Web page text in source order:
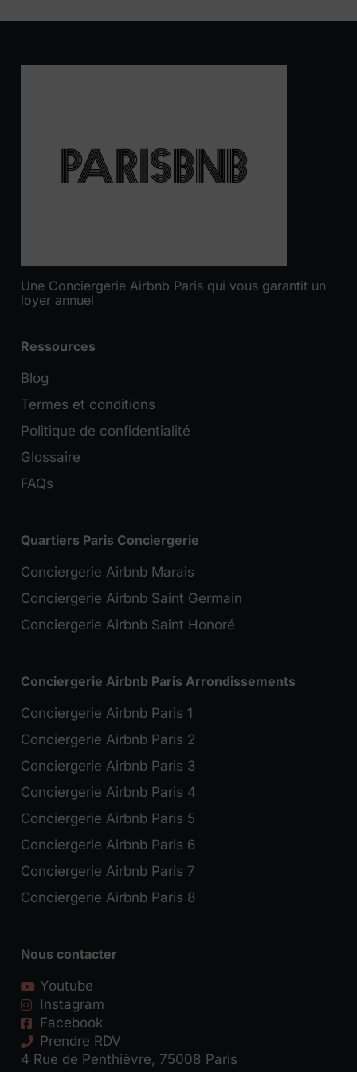
Une Conciergerie Airbnb Paris qui vous garantit un
loyer annuel
Ressources
Blog
Termes et conditions
Politique de confidentialité
Glossaire
FAQs
Quartiers Paris Conciergerie
Conciergerie Airbnb Marais
Conciergerie Airbnb Saint Germain
Conciergerie Airbnb Saint Honoré
Conciergerie Airbnb Paris Arrondissements
Conciergerie Airbnb Paris 1
Conciergerie Airbnb Paris 2
Conciergerie Airbnb Paris 3
Conciergerie Airbnb Paris 4
Conciergerie Airbnb Paris 5
Conciergerie Airbnb Paris 6
Conciergerie Airbnb Paris 7
Conciergerie Airbnb Paris 8
Nous contacter
Youtube
Instagram
Facebook
Prendre RDV
4 Rue de Penthièvre, 75008 Paris